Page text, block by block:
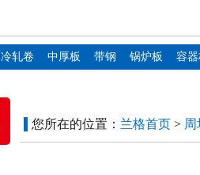
冷轧卷 中厚板 带钢 锅炉板 容
您所在的位置： 兰格首页 >